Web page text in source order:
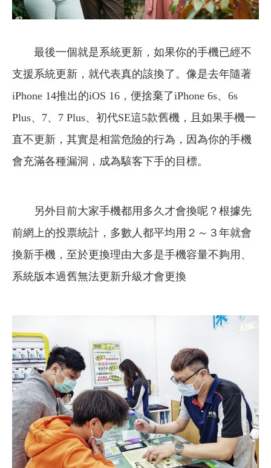
最後一個就是系統更新，如果你的手機已經不
支援系統更新，就代表真的該換了。像是去年隨著
iPhone 14推出的iOS 16，便捨棄了iPhone 6s、6s
Plus、7、7 Plus、初代SE這5款舊機，且如果手機一
直不更新，其實是相當危險的行為，因為你的手機
會充滿各種漏洞，成為駭客下手的目標。
另外目前大家手機都用多久才會換呢？根據先
前網上的投票統計，多數人都平均用２～３年就會
換新手機，至於更換理由大多是手機容量不夠用、
系統版本過舊無法更新升級才會更換